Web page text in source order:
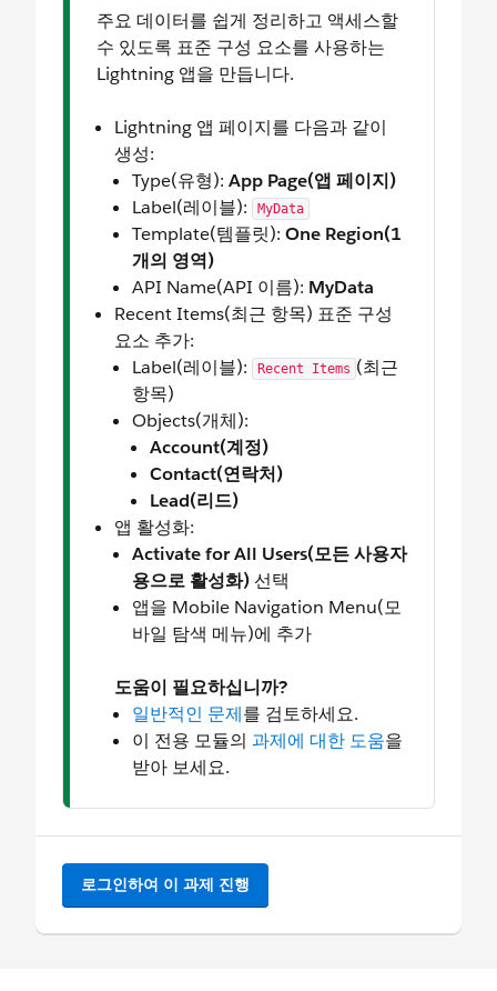
주요 데이터를 쉽게 정리하고 액세스할
수 있도록 표준 구성 요소를 사용하는
Lightning 앱을 만듭니다.
Lightning 앱 페이지를 다음과 같이
생성:
Type(유형): App Page(앱 페이지)
Label(레이블):
MyData
Template(템플릿): One Region(1
개의 영역)
API Name(API 이름): MyData
Recent Items(최근 항목) 표준 구성
요소 추가:
Label(레이블):
Recent Items (최근
항목)
Objects(개체):
Account(계정)
Contact(연락처)
Lead(리드)
앱 활성화:
Activate for All Users(모든 사용자
용으로 활성화) 선택
앱을 Mobile Navigation Menu(모
바일 탐색 메뉴)에 추가
도움이 필요하십니까?
일반적인 문제를 검토하세요.
이 전용 모듈의 과제에 대한 도움을
받아 보세요.
로그인하여 이 과제 진행